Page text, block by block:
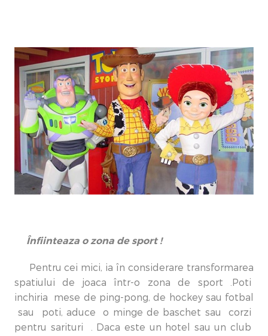
Înfiinteaza o zona de sport !
Pentru cei mici, ia în considerare transformarea
spatiului de joaca într-o zona de sport .Poti
inchiria mese de ping-pong, de hockey sau fotbal
sau poti, aduce o minge de baschet sau corzi
pentru sarituri . Daca este un hotel sau un club